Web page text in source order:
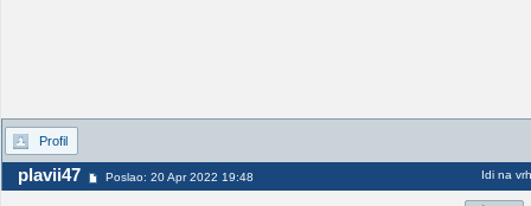
Profil
plavii47 Poslao: 20 Apr 2022 19:48 Idi na vrh